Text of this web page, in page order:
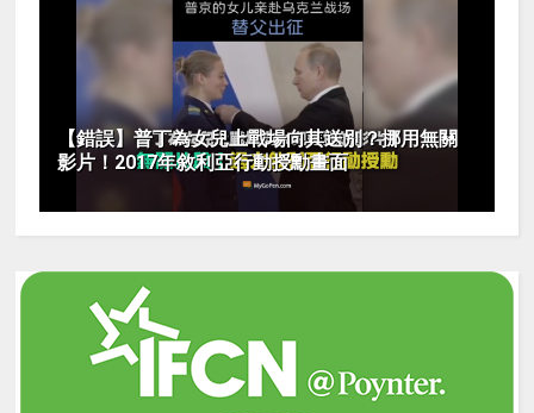
【錯誤】普丁為女兒上戰場向其送別？挪用無關
影片！2017年敘利亞行動授勳畫面